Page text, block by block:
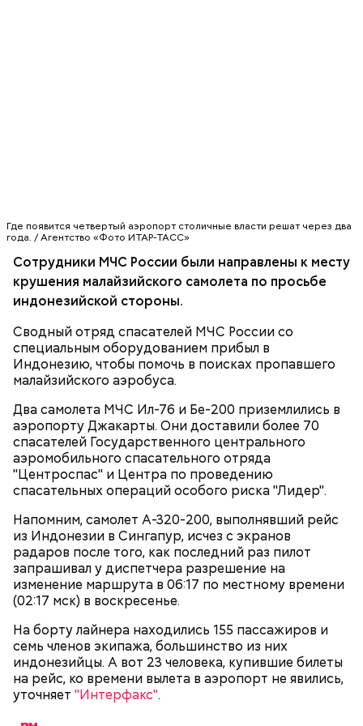
Где появится четвертый аэропорт столичные власти решат через два
года. / Агентство «Фото ИТАР-ТАСС»
Сотрудники МЧС России были направлены к месту
крушения малайзийского самолета по просьбе
индонезийской стороны.
Сводный отряд спасателей МЧС России со
специальным оборудованием прибыл в
Индонезию, чтобы помочь в поисках пропавшего
малайзийского аэробуса.
Два самолета МЧС Ил-76 и Бе-200 приземлились в
аэропорту Джакарты. Они доставили более 70
спасателей Государственного центрального
аэромобильного спасательного отряда
"Центроспас" и Центра по проведению
спасательных операций особого риска "Лидер".
Напомним, самолет А-320-200, выполнявший рейс
из Индонезии в Сингапур, исчез с экранов
радаров после того, как последний раз пилот
запрашивал у диспетчера разрешение на
изменение маршрута в 06:17 по местному времени
(02:17 мск) в воскресенье.
На борту лайнера находились 155 пассажиров и
семь членов экипажа, большинство из них
индонезийцы. А вот 23 человека, купившие билеты
на рейс, ко времени вылета в аэропорт не явились,
уточняет "Интерфакс".
А еще, удержав меч палача, святой Николай спас от
смерти трех мужей, невинно осужденных
корыстолюбивым градоначальником.
добрых дел во славу Божию.
2-3 картофелины,
1 некрупное яблоко,
2 корня сельдерея,
салатная заправка.
нашинковать соломкой. Яблоки очистить от
кожицы и семян, нарезать ломтиками. Так же
нарезать вареный картофель. Продукты
перемешать, полить салатной заправкой, выложить
в салатник горкой и украсить веточками
сельдерея, кусочками свежих помидоров и
ломтиками яблок.